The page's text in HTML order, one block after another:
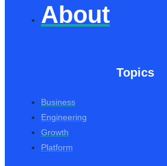
About
Topics
Business
Engineering
Growth
Platform